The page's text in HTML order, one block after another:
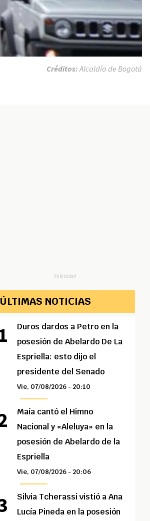
Créditos: Alcaldía de Bogotá
Publicidad
ÚLTIMAS NOTICIAS
Duros dardos a Petro en la
posesión de Abelardo De La
Espriella: esto dijo el
presidente del Senado
Vie, 07/08/2026 - 20:10
Maía cantó el Himno
Nacional y «Aleluya» en la
posesión de Abelardo de la
Espriella
Vie, 07/08/2026 - 20:06
Silvia Tcherassi vistió a Ana
Lucía Pineda en la posesión